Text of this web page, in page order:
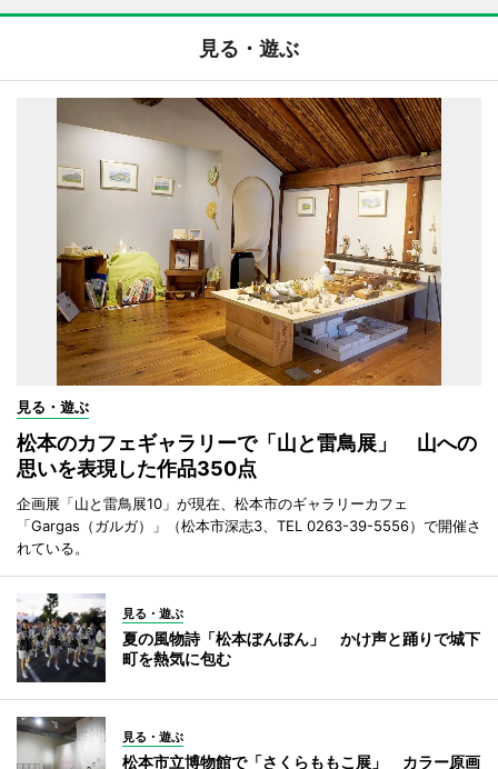
見る・遊ぶ
見る・遊ぶ
松本のカフェギャラリーで「山と雷鳥展」 山への
思いを表現した作品350点
企画展「山と雷鳥展10」が現在、松本市のギャラリーカフェ
「Gargas（ガルガ）」（松本市深志3、TEL 0263-39-5556）で開催さ
れている。
見る・遊ぶ
夏の風物詩「松本ぼんぼん」 かけ声と踊りで城下
町を熱気に包む
見る・遊ぶ
松本市立博物館で「さくらももこ展」 カラー原画